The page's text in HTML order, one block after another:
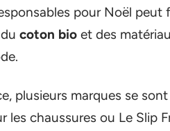
pour Noël peut
coton bio et des
plusieurs marques se
les chaussures ou Le Slip